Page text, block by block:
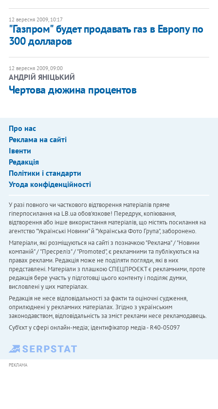
12 вересня 2009, 10:17
"Газпром" будет продавать газ в Европу по
300 долларов
12 вересня 2009, 09:00
АНДРІЙ ЯНІЦЬКИЙ
Чертова дюжина процентов
Про нас
Реклама на сайті
Івенти
Редакція
Політики і стандарти
Угода конфіденційності
У разі повного чи часткового відтворення матеріалів пряме
гіперпосилання на LB.ua обов'язкове! Передрук, копіювання,
відтворення або інше використання матеріалів, що містять посилання на
агентство "Українськi Новини" й "Українська Фото Група", заборонено.
Матеріали, які розміщуються на сайті з позначкою "Реклама" / "Новини
компаній" / "Пресреліз" / "Promoted", є рекламними та публікуються на
правах реклами. Редакція може не поділяти погляди, які в них
представлені. Матеріали з плашкою СПЕЦПРОЄКТ є рекламними, проте
редакція бере участь у підготовці цього контенту і поділяє думки,
висловлені у цих матеріалах.
Редакція не несе відповідальності за факти та оціночні судження,
оприлюднені у рекламних матеріалах. Згідно з українським
законодавством, відповідальність за зміст реклами несе рекламодавець.
Cуб'єкт у сфері онлайн-медіа; ідентифікатор медіа - R40-05097
РЕКЛАМА